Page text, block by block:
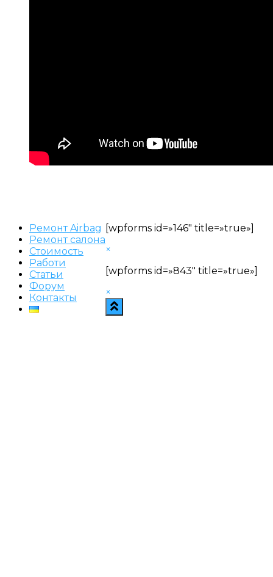
Ремонт Airbag
Ремонт салона
Стоимость
Работи
Статьи
Форум
Контакты
[wpforms id=»146″ title=»true»]
×
[wpforms id=»843″ title=»true»]
×